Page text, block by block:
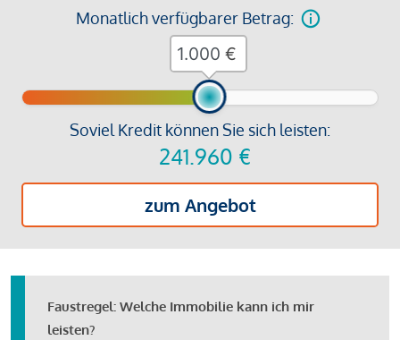
Monatlich verfügbarer Betrag:
Soviel Kredit können Sie sich leisten:
241.960 €
zum Angebot
€
Faustregel: Welche Immobilie kann ich mir
leisten?